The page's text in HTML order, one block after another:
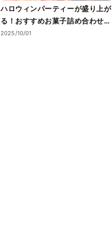
ハロウィンパーティーが盛り上が
る！おすすめお菓子詰め合わせガ
イド
2025/10/01